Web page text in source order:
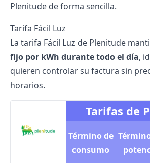
Plenitude de forma sencilla.
Tarifa Fácil Luz
La tarifa Fácil Luz de Plenitude
fijo por kWh durante todo el día,
quieren controlar su factura sin
horarios.
Tarifas de
Término de
consumo